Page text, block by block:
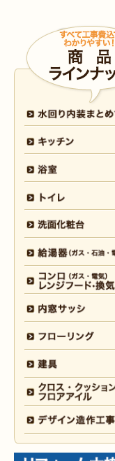
2026年4月6日
2026年4月6日
2026年3月25日
2026年3月12日
2026年3月12日
2026年3月5日
2026年3月2日
2026年2月23日
2026年2月6日
2026年2月5日
2026年1月31日
2026年1月31日
2026年1月29日
2026年1月26日
2025年12月30日
（小倉南区 M様邸）
2025年12月18日
2025年12月17日
（小倉南区 M様邸）